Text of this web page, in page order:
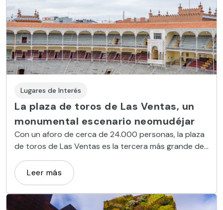
Lugares de Interés
La plaza de toros de Las Ventas, un
monumental escenario neomudéjar
Con un aforo de cerca de 24.000 personas, la plaza
de toros de Las Ventas es la tercera más grande del
mundo y un excelente ejemplar de arquitectura
neomudéjar
Leer más